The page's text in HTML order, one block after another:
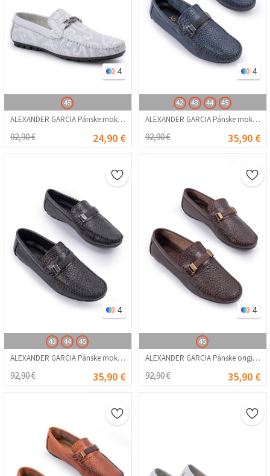
4
45
ALEXANDER GARCIA Pánske mokasíny z pravej kože – biela 20230321109
92,90 € 24,90 €
4
42 43 44 45
ALEXANDER GARCIA Pánske mokasíny z pravej kože – tmavomodrá 20230321138
92,90 € 35,90 €
4
43 44 45
ALEXANDER GARCIA Pánske mokasíny z pravej kože – čierna 20230321135
92,90 € 35,90 €
4
45
ALEXANDER GARCIA Pánske originálne kožené mokasíny – tmavohnedé 20230321136
92,90 € 35,90 €